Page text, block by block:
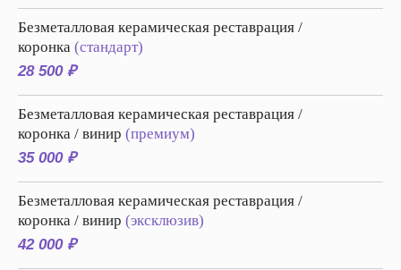
Безметалловая керамическая реставрация /
коронка (стандарт)
28 500 ₽
Безметалловая керамическая реставрация /
коронка / винир (премиум)
35 000 ₽
Безметалловая керамическая реставрация /
коронка / винир (эксклюзив)
42 000 ₽